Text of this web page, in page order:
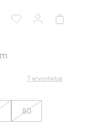
7arvostelua
80